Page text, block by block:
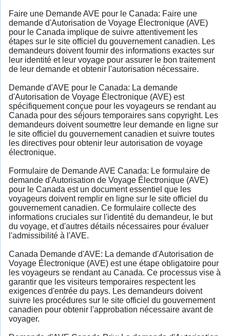
Faire une Demande AVE pour le Canada: Faire une
demande d'Autorisation de Voyage Électronique (AVE)
pour le Canada implique de suivre attentivement les
étapes sur le site officiel du gouvernement canadien. Les
demandeurs doivent fournir des informations exactes sur
leur identité et leur voyage pour assurer le bon traitement
de leur demande et obtenir l'autorisation nécessaire.
Demande d'AVE pour le Canada: La demande
d'Autorisation de Voyage Électronique (AVE) est
spécifiquement conçue pour les voyageurs se rendant au
Canada pour des séjours temporaires sans copyright. Les
demandeurs doivent soumettre leur demande en ligne sur
le site officiel du gouvernement canadien et suivre toutes
les directives pour obtenir leur autorisation de voyage
électronique.
Formulaire de Demande AVE Canada: Le formulaire de
demande d'Autorisation de Voyage Électronique (AVE)
pour le Canada est un document essentiel que les
voyageurs doivent remplir en ligne sur le site officiel du
gouvernement canadien. Ce formulaire collecte des
informations cruciales sur l'identité du demandeur, le but
du voyage, et d'autres détails nécessaires pour évaluer
l'admissibilité à l'AVE.
Canada Demande d'AVE: La demande d'Autorisation de
Voyage Électronique (AVE) est une étape obligatoire pour
les voyageurs se rendant au Canada. Ce processus vise à
garantir que les visiteurs temporaires respectent les
exigences d'entrée du pays. Les demandeurs doivent
suivre les procédures sur le site officiel du gouvernement
canadien pour obtenir l'approbation nécessaire avant de
voyager.